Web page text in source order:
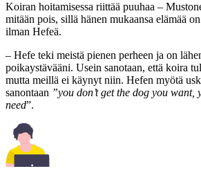
Koiran hoitamisessa riittää puuhaa –
mitään pois, sillä hänen mukaansa elämää
ilman Hefeä.
– Hefe teki meistä pienen perheen ja on
poikaystävääni. Usein sanotaan, että koira
mutta meillä ei käynyt niin. Hefen myötä
sanontaan ”you don’t get the dog you want,
need”.